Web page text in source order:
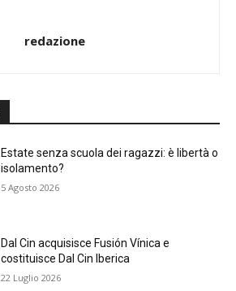
redazione
Estate senza scuola dei ragazzi: è libertà o
isolamento?
5 Agosto 2026
Dal Cin acquisisce Fusión Vínica e
costituisce Dal Cin Iberica
22 Luglio 2026